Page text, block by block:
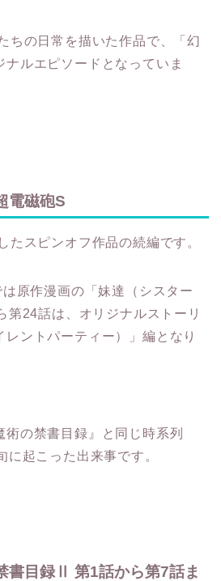
ちの日常を描いた作品で、「幻
ルエピソードとなっていま
電磁砲S
たスピンオフ作品の続編です。
原作漫画の「妹達（シスター
第24話は、オリジナルストーリ
ントパーティー）」編となり
の禁書目録』と同じ時系列
に起こった出来事です。
書目録Ⅱ 第1話から第7話ま